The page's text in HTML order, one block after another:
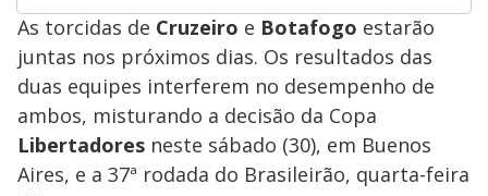
As torcidas de Cruzeiro e Botafogo estarão
juntas nos próximos dias. Os resultados das
duas equipes interferem no desempenho de
ambos, misturando a decisão da Copa
Libertadores neste sábado (30), em Buenos
Aires, e a 37ª rodada do Brasileirão, quarta-feira